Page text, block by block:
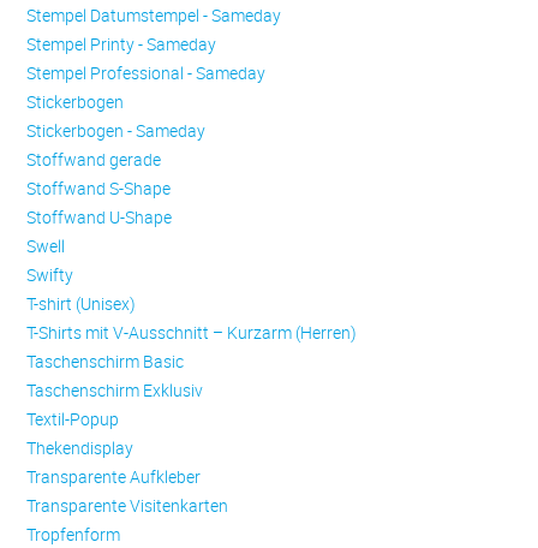
Stempel Datumstempel - Sameday
Stempel Printy - Sameday
Stempel Professional - Sameday
Stickerbogen
Stickerbogen - Sameday
Stoffwand gerade
Stoffwand S-Shape
Stoffwand U-Shape
Swell
Swifty
T-shirt (Unisex)
T-Shirts mit V-Ausschnitt – Kurzarm (Herren)
Taschenschirm Basic
Taschenschirm Exklusiv
Textil-Popup
Thekendisplay
Transparente Aufkleber
Transparente Visitenkarten
Trop­fen­form